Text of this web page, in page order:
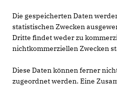
Die gespeicherten Daten
statistischen Zwecken
Dritte findet weder zu
nichtkommerziellen Zwecken
Diese Daten können ferner
zugeordnet werden. Eine